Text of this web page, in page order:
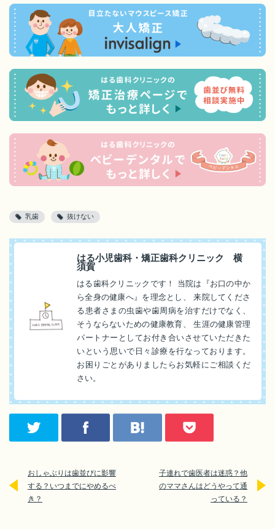
乳歯 抜けない
はる小児歯科・矯正歯科クリニック 横
須賀
はる歯科クリニックです！ 当院は『お口の中か
ら全身の健康へ』を理念とし、 来院してくださ
る患者さまの虫歯や歯周病を治すだけでなく、
そうならないための健康教育、 生涯の健康管理
パートナーとしてお付き合いさせていただきた
いという思いで日々診療を行なっております。
お困りごとがありましたらお気軽にご相談くだ
さい。
おしゃぶりは歯並びに影響
する？いつまでにやめるべ
き？
子連れで歯医者は迷惑？他
のママさんはどうやって通
っている？